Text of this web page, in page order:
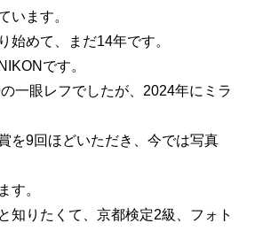
います。
始めて、まだ14年です。
です。
一眼レフでしたが、2024年にミラ
を9回ほどいただき、今では写真
す。
知りたくて、京都検定2級、フォト